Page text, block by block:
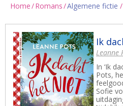
Home/Romans/Algemene fictie
Ik
Leanne
In ‘Ik
Pots,
Sofie